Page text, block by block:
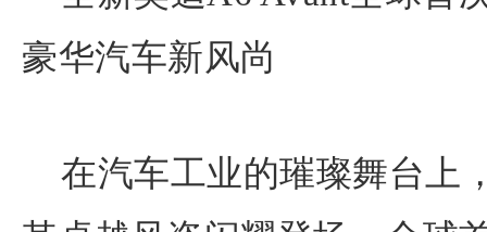
豪华汽车新风尚
在汽车工业的璀璨舞台上